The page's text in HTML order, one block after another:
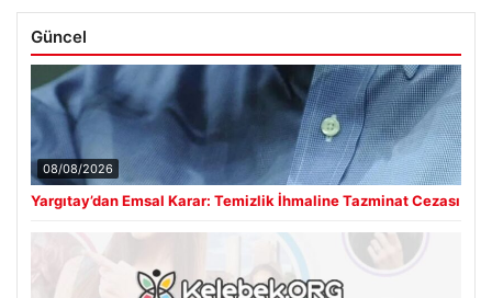
Güncel
08/08/2026
Yargıtay’dan Emsal Karar: Temizlik İhmaline Tazminat Cezası